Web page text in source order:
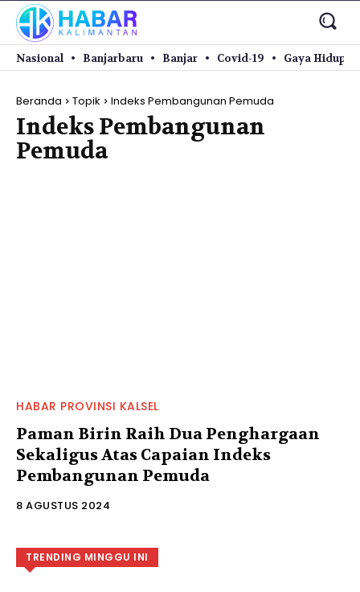
Nasional Banjarbaru Banjar Covid-19 Gaya Hidup
Beranda Topik Indeks Pembangunan Pemuda
Indeks Pembangunan
Pemuda
HABAR PROVINSI KALSEL
Paman Birin Raih Dua Penghargaan
Sekaligus Atas Capaian Indeks
Pembangunan Pemuda
8 AGUSTUS 2024
TRENDING MINGGU INI